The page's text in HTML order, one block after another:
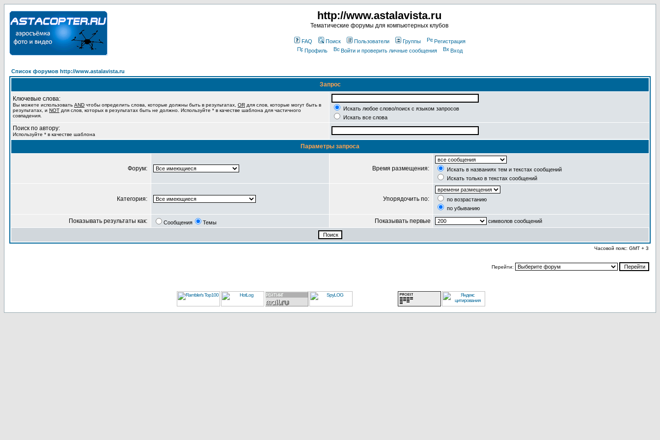
http://www.astalavista.ru
Тематические форумы для компьютерных клубов
FAQ Поиск Пользователи Группы
Регистрация
Профиль
Войти и проверить личные сообщения Вход
Список форумов http://www.astalavista.ru
Запрос
Ключевые слова:
Вы можете использовать AND чтобы определить слова, которые должны быть в результатах, OR для слов, которые могут быть в
результатах, и NOT для слов, которых в результатах быть не должно. Используйте * в качестве шаблона для частичного
совпадения.
Искать любое слово/поиск с языком запросов
Искать все слова
Поиск по автору:
Используйте * в качестве шаблона
Параметры запроса
Форум: Время размещения:
Искать в названиях тем и текстах сообщений
Искать только в текстах сообщений
Категория: Упорядочить по:
по возрастанию
по убыванию
Показывать результаты как: Сообщения Темы Показывать первые символов сообщений
Часовой пояс: GMT + 3
Перейти: